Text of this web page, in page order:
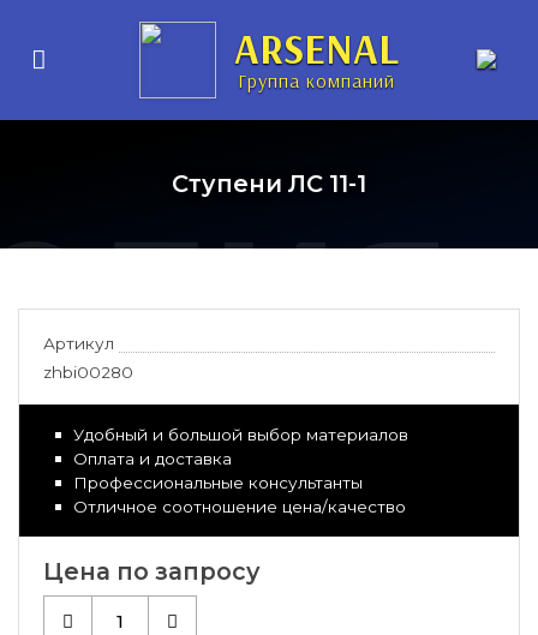
ARSENAL
Группа компаний
Ступени ЛС 11-1
Артикул
zhbi00280
Удобный и большой выбор материалов
Оплата и доставка
Профессиональные консультанты
Отличное соотношение цена/качество
Цена по запросу
1